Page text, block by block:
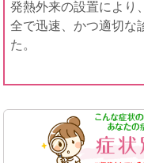
発熱外来の設置により
全で迅速、かつ適切な
た。